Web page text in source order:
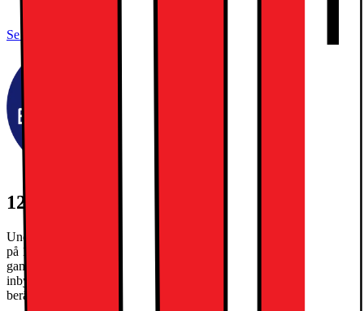
Se alla specifikationer
1250:- EXTRA INBYTESRABATT
Under kampanjperioden 27/7-30/8/2026 får du extra inbytesrabatt
på 1250kr när du byter in din gamla iPad och köper en ny. Din
gamla iPad måste ha ett inbytesvärde på minst 300kr. Gäller max en
inbytesrabatt per köp. Slutgiltigt inbytesvärde på din gamla telefon
beräknas i butik.